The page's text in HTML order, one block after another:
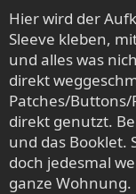
Hier wird der
Sleeve kleben,
und alles was
direkt
Patches/
direkt genutzt.
und das Booklet.
doch jedesmal
ganze Wohnung.